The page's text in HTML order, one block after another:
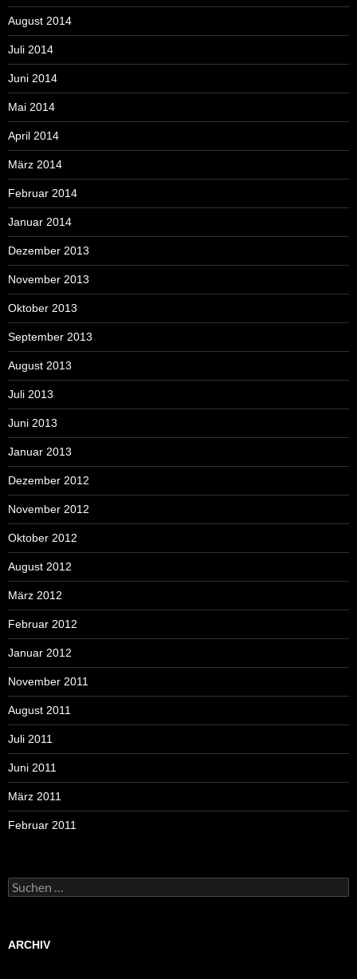
August 2014
Juli 2014
Juni 2014
Mai 2014
April 2014
März 2014
Februar 2014
Januar 2014
Dezember 2013
November 2013
Oktober 2013
September 2013
August 2013
Juli 2013
Juni 2013
Januar 2013
Dezember 2012
November 2012
Oktober 2012
August 2012
März 2012
Februar 2012
Januar 2012
November 2011
August 2011
Juli 2011
Juni 2011
März 2011
Februar 2011
Suchen
nach:
ARCHIV